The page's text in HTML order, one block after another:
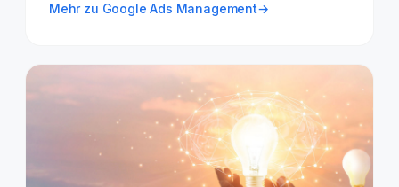
Mehr zu Google Ads Management→